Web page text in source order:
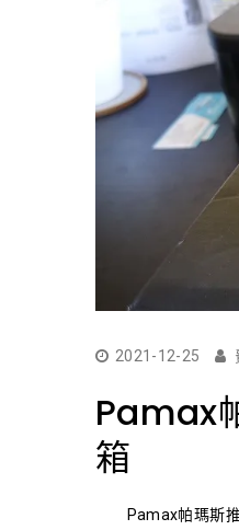
2021-12-25
Pamax
箱
Pamax帕瑪斯推